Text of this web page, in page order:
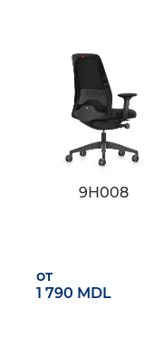
9H008
от
1 790 MDL